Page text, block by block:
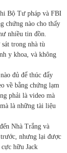
Bộ Tư pháp và FBI
chứng nào cho thấy
nhiều tin đồn.
trong nhà tù
y khoa, và không
đủ để thúc đẩy
về bằng chứng lạm
phải là video mà
là những tài liệu
Nhà Trắng và
nhưng lại được
hữu Jack